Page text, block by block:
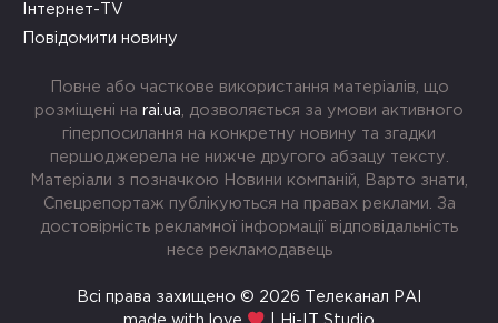
Інтернет-TV
Повідомити новину
Повне або часткове використання матеріалів, що
розміщені на rai.ua , дозволяється за умови активного
гіперпосилання на конкретну новину та згадки
першоджерела не нижче другого абзацу тексту.
Матеріали з позначкою Новини компаній, Варто знати,
Спецрепортаж публікуються на правах реклами. За
достовірність рекламної інформації відповідальність
несе рекламодавець
Всі права захищено © 2026 Телеканал РАІ